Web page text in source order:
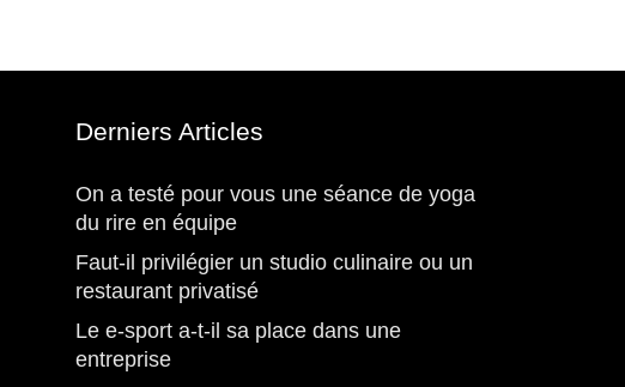
Derniers Articles
On a testé pour vous une séance de yoga
du rire en équipe
Faut-il privilégier un studio culinaire ou un
restaurant privatisé
Le e-sport a-t-il sa place dans une
entreprise